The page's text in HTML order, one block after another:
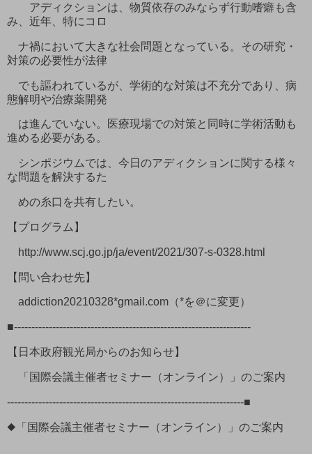
アディクションは、物質依存のみならず行動嗜癖も含
み、近年、特にコロ
ナ禍において大きな社会問題となっている。その研究・
対策の必要性が法律
でも謳われているが、学術的な対策は不充分であり、病
態解明や治療薬開発
は進んでいない。医療現場での対策と同時に学術活動も
進める必要がある。
シンポジウムでは、今日のアディクションに関する様々
な問題を解決するた
めの糸口を共有したい。
【プログラム】
http://www.scj.go.jp/ja/event/2021/307-s-0328.html
【問い合わせ先】
addiction20210328*gmail.com（*を＠に変更）
■--------------------------------------------------------------------
【日本政府観光局からのお知らせ】
「国際会議主催者セミナー（オンライン）」のご案内
--------------------------------------------------------------------■
◆「国際会議主催者セミナー（オンライン）」のご案内